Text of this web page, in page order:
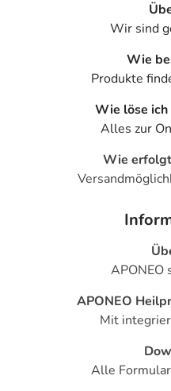
Wir sind
Wie
Produkte
Wie löse ich
Alles zur
Wie
APONEO
APONEO
Mit
Alle